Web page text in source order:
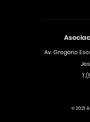
Av. Gregorio
© 2021